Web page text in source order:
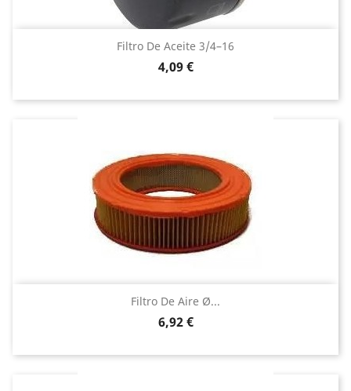
Filtro De Aceite 3/4–16
Precio
4,09 €
Filtro De Aire Ø...
Precio
6,92 €